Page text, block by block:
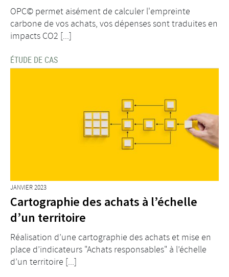
OPC© permet aisément de calculer l'empreinte
carbone de vos achats, vos dépenses sont traduites en
impacts CO2 [...]
ÉTUDE DE CAS
JANVIER 2023
Cartographie des achats à l’échelle
d’un territoire
Réalisation d’une cartographie des achats et mise en
place d’indicateurs "Achats responsables" à l’échelle
d’un territoire [...]